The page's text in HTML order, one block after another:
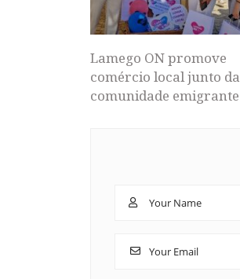
Lamego ON promove
comércio local junto da
comunidade emigrante